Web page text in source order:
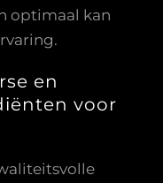
optimaal kan
en
voor